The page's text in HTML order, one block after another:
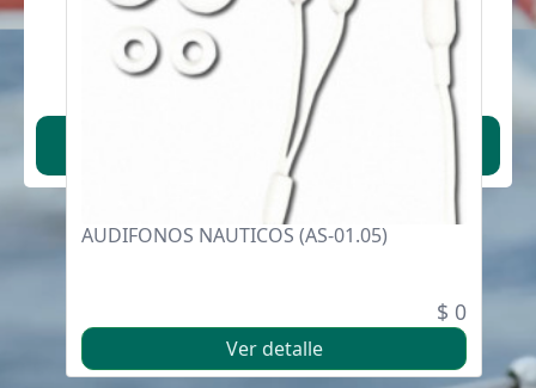
AUDIFONOS NAUTICOS (AS-01.05)
$ 0
Ver detalle
Náutica Toramar - 2021 - Página creada por
Proceso Agiliza